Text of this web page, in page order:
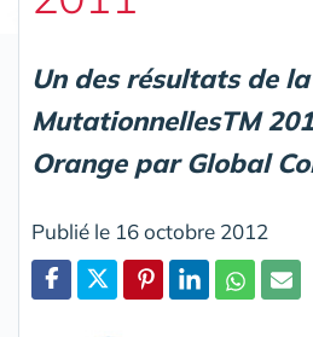
Un des résultats de
MutationnellesTM
Orange par Global
Publié le 16 octobre 2012